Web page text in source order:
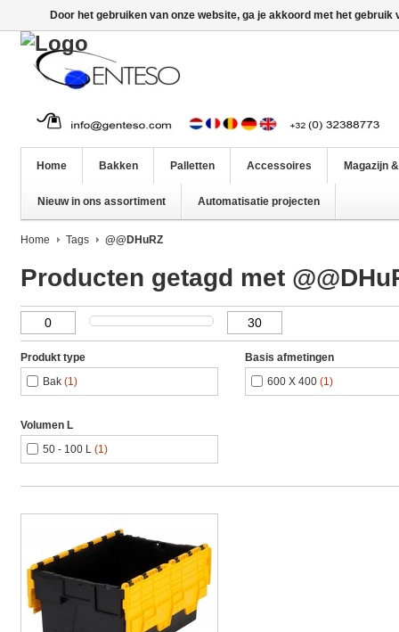
Home Bakken Palletten Accessoires Magazijn
Nieuw in ons assortiment Automatisatie projecten
Home Tags @@DHuRZ
Producten getagd met
Produkt type
Bak (1)
Basis afmetingen
600 X 400 (1)
Volumen L
50 - 100 L (1)
Door het gebruiken van onze website, ga je akkoord met het